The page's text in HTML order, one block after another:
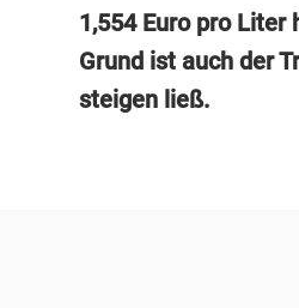
1,554 Euro pro Liter
Grund ist auch der
steigen ließ.